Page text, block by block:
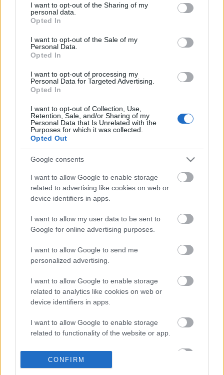
not limited to your visit or usage behaviour. You may click to
grant or deny consent to Google and its third-party tags to
use your data for below specified purposes in below Google
consent section.
I want to opt-out of the Sharing of my
personal data.
Opted In
I want to opt-out of the Sale of my
Personal Data.
Opted In
I want to opt-out of processing my
Personal Data for Targeted Advertising.
Opted In
I want to opt-out of Collection, Use,
Retention, Sale, and/or Sharing of my
Personal Data that Is Unrelated with the
Purposes for which it was collected.
Opted Out
Google consents
I want to allow Google to enable storage
related to advertising like cookies on web or
device identifiers in apps.
I want to allow my user data to be sent to
Google for online advertising purposes.
I want to allow Google to send me
personalized advertising.
I want to allow Google to enable storage
related to analytics like cookies on web or
device identifiers in apps.
I want to allow Google to enable storage
related to functionality of the website or app.
I want to allow Google to enable storage
related to personalization.
CONFIRM
πυρηνικές
εγκαταστάσεις η
στη λίστα
Ζαπορίζια: Ο ΔΟΑΕ
ανακοίνωσε
κατάπαυση πυρός στο
μέτωπο κοντά στον
Ρωσία και Καζακστάν
θα υπογράψουν
ΔΟΑΕ: Η επίθεση στον
«σοβαρή ανησυχία»
Ρωσία: Σχεδιάζει την
επιστροφή του
προσωπικού στον
ιρανικό πυρηνικό